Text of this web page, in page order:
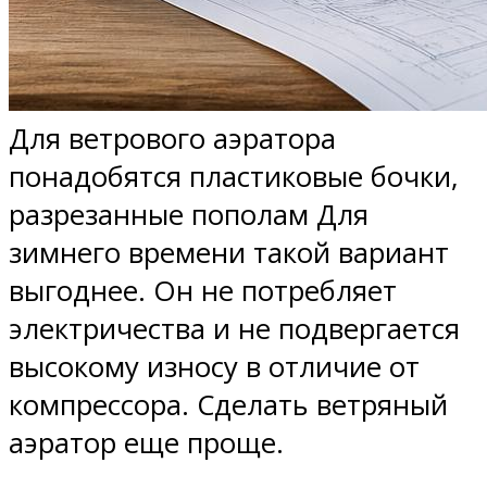
Для ветрового аэратора
понадобятся пластиковые бочки,
разрезанные пополам Для
зимнего времени такой вариант
выгоднее. Он не потребляет
электричества и не подвергается
высокому износу в отличие от
компрессора. Сделать ветряный
аэратор еще проще.